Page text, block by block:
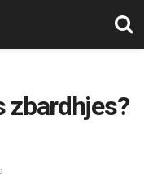
zbardhjes?